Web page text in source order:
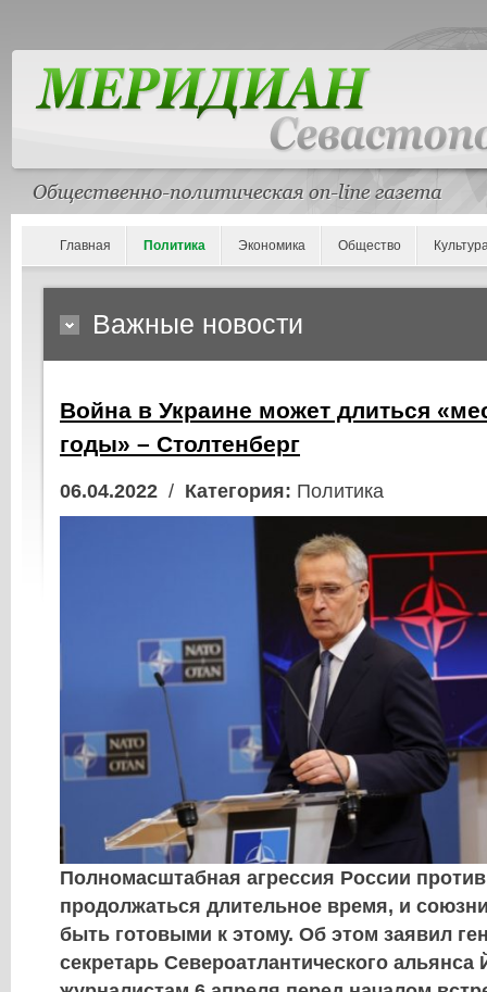
Главная Политика Экономика Общество
Важные новости
Война в Украине может длиться
годы» – Столтенберг
06.04.2022 / Категория: Политика
Полномасштабная агрессия России
продолжаться длительное время, и
быть готовыми к этому. Об этом заявил
секретарь Североатлантического альянса